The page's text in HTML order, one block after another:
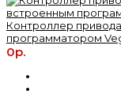
Контроллер
программатором
0р.